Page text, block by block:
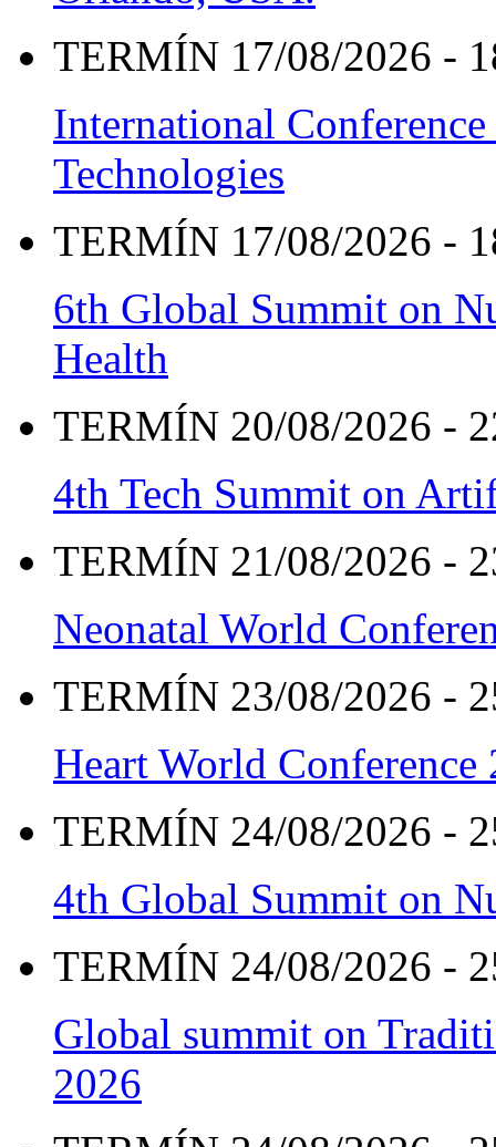
TERMÍN 17/08/2026 -
International
Technologies
TERMÍN 17/08/2026 -
6th Global Summit on
Health
TERMÍN 20/08/2026 -
4th Tech Summit on
TERMÍN 21/08/2026 -
Neonatal World
TERMÍN 23/08/2026 -
Heart World Conference
TERMÍN 24/08/2026 -
4th Global Summit on
TERMÍN 24/08/2026 -
Global summit on
2026